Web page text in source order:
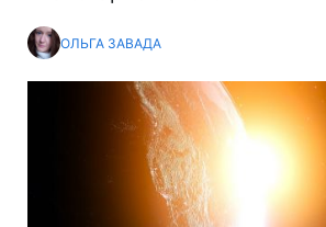
ОЛЬГА ЗАВАДА